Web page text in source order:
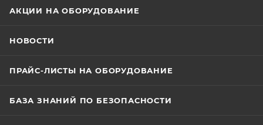
АКЦИИ НА ОБОРУДОВАНИЕ
НОВОСТИ
ПРАЙС-ЛИСТЫ НА ОБОРУДОВАНИЕ
БАЗА ЗНАНИЙ ПО БЕЗОПАСНОСТИ